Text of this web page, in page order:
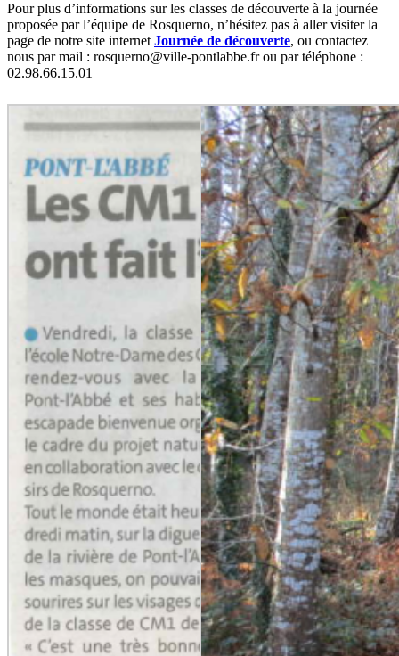
Pour plus d’informations sur les classes de découverte à la journée
proposée par l’équipe de Rosquerno, n’hésitez pas à aller visiter la
page de notre site internet Journée de découverte, ou contactez
nous par mail : rosquerno@ville-pontlabbe.fr ou par téléphone :
02.98.66.15.01